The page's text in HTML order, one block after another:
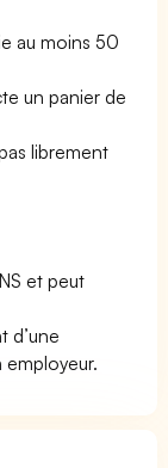
au moins 50
un panier de
librement
et peut
d’une